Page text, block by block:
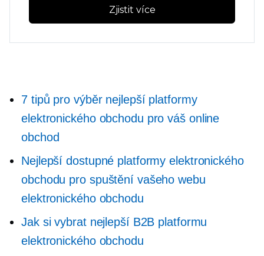
Zjistit více
7 tipů pro výběr nejlepší platformy
elektronického obchodu pro váš online
obchod
Nejlepší dostupné platformy elektronického
obchodu pro spuštění vašeho webu
elektronického obchodu
Jak si vybrat nejlepší B2B platformu
elektronického obchodu